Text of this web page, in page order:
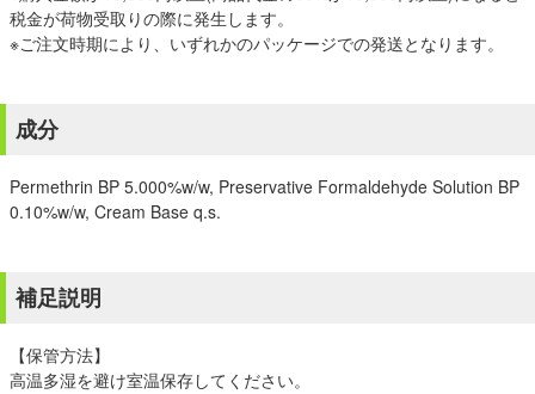
税金が荷物受取りの際に発生します。
※ご注文時期により、いずれかのパッケージでの発送となります。
成分
Permethrin BP 5.000%w/w, Preservative Formaldehyde Solution BP
0.10%w/w, Cream Base q.s.
補足説明
【保管方法】
高温多湿を避け室温保存してください。